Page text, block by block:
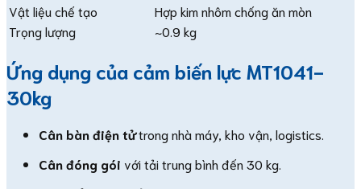
Vật liệu chế tạo
Hợp kim nhôm chống ăn mòn
Trọng lượng
~0.9 kg
Ứng dụng của cảm biến lực MT1041-
30kg
Cân bàn điện tửtrong nhà máy, kho vận, logistics.
Cân đóng gói với tải trung bình đến 30 kg.